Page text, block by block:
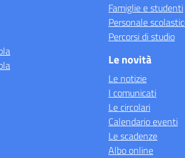
Famiglie e studenti
Personale
Percorsi di studio
Le novità
Le notizie
I comunicati
Le circolari
Calendario eventi
Le scadenze
Albo online